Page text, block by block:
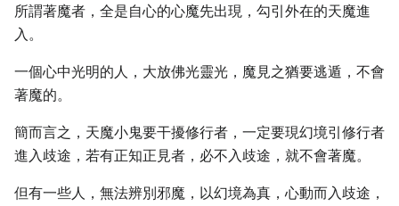
所謂著魔者，全是自心的心魔先出現，勾引外在的天魔進
入。
一個心中光明的人，大放佛光靈光，魔見之猶要逃遁，不會
著魔的。
簡而言之，天魔小鬼要干擾修行者，一定要現幻境引修行者
進入歧途，若有正知正見者，必不入歧途，就不會著魔。
但有一些人，無法辨別邪魔，以幻境為真，心動而入歧途，